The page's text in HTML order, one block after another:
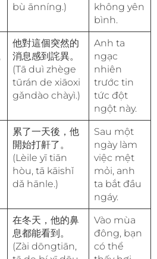
bù ānníng.)
không yên
bình.
他對這個突然的
消息感到詫異。
(Tā duì zhège
tūrán de xiāoxi
gǎndào chàyì.)
Anh ta
ngạc
nhiên
trước tin
tức đột
ngột này.
累了一天後，他
開始打鼾了。
(Lèile yī tiān
hòu, tā kāishǐ
dǎ hānle.)
Sau một
ngày làm
việc mệt
mỏi, anh
ta bắt đầu
ngáy.
在冬天，他的鼻
息都能看到。
(Zài dōngtiān,
Vào mùa
đông, bạn
có thể